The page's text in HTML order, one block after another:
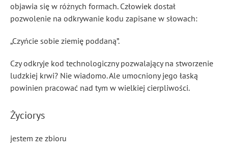
objawia się w różnych formach. Człowiek dostał
pozwolenie na odkrywanie kodu zapisane w słowach:
„Czyńcie sobie ziemię poddaną”.
Czy odkryje kod technologiczny pozwalający na stworzenie
ludzkiej krwi? Nie wiadomo. Ale umocniony jego łaską
powinien pracować nad tym w wielkiej cierpliwości.
Życiorys
jestem ze zbioru